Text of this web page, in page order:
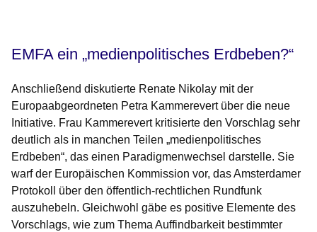
EMFA ein „medienpolitisches Erdbeben?“
Anschließend diskutierte Renate Nikolay mit der
Europaabgeordneten Petra Kammerevert über die neue
Initiative. Frau Kammerevert kritisierte den Vorschlag sehr
deutlich als in manchen Teilen „medienpolitisches
Erdbeben“, das einen Paradigmenwechsel darstelle. Sie
warf der Europäischen Kommission vor, das Amsterdamer
Protokoll über den öffentlich-rechtlichen Rundfunk
auszuhebeln. Gleichwohl gäbe es positive Elemente des
Vorschlags, wie zum Thema Auffindbarkeit bestimmter